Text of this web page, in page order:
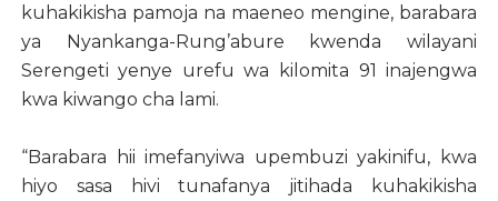
kuhakikisha pamoja na maeneo mengine, barabara
ya Nyankanga-Rung’abure kwenda wilayani
Serengeti yenye urefu wa kilomita 91 inajengwa
kwa kiwango cha lami.
“Barabara hii imefanyiwa upembuzi yakinifu, kwa
hiyo sasa hivi tunafanya jitihada kuhakikisha